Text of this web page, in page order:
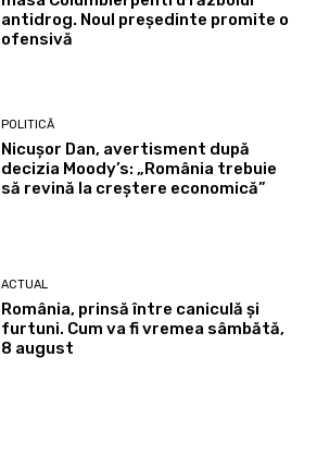
antidrog. Noul președinte promite o
ofensivă
POLITICĂ
Nicușor Dan, avertisment după
decizia Moody’s: „România trebuie
să revină la creștere economică”
ACTUAL
România, prinsă între caniculă și
furtuni. Cum va fi vremea sâmbătă,
8 august